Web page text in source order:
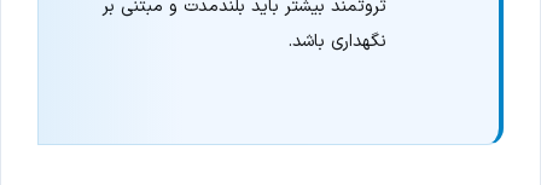
ثروتمند بیشتر باید بلندمدت و مبتنی بر
نگهداری باشد.